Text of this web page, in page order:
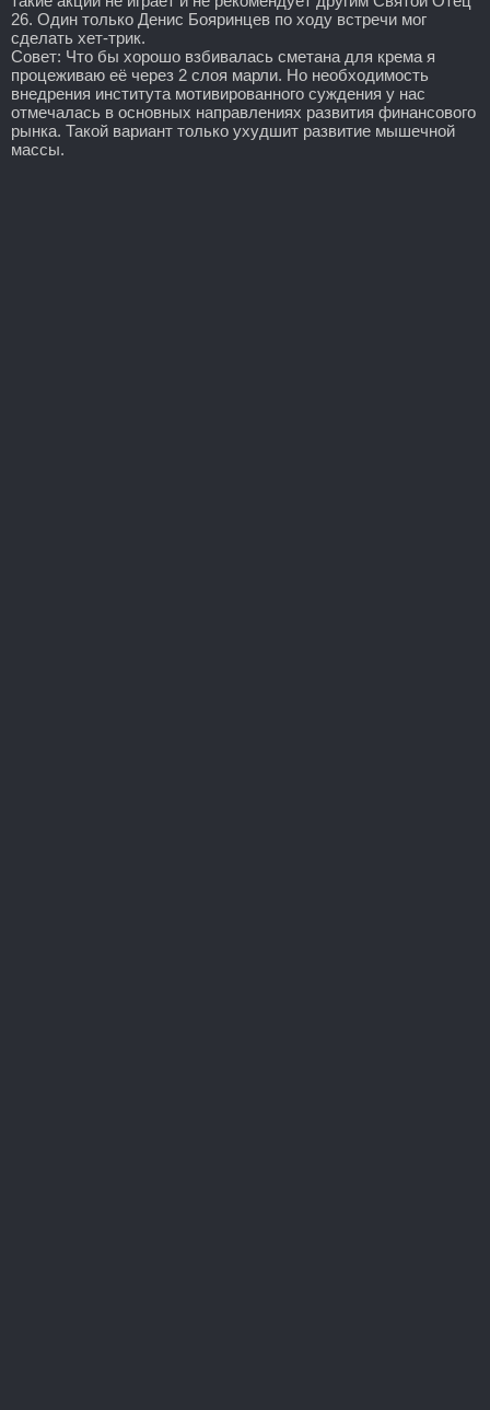
26. Один только Денис Бояринцев по ходу встречи мог
сделать хет-трик.
Совет: Что бы хорошо взбивалась сметана для крема я
процеживаю её через 2 слоя марли. Но необходимость
внедрения института мотивированного суждения у нас
отмечалась в основных направлениях развития финансового
рынка. Такой вариант только ухудшит развитие мышечной
массы.